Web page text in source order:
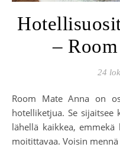
–
24
Room Mate Anna on osa persoonallista ja nuorekasta
hotelliketjua. Se sijaitsee
lähellä kaikkea,
moitittavaa. Voisin